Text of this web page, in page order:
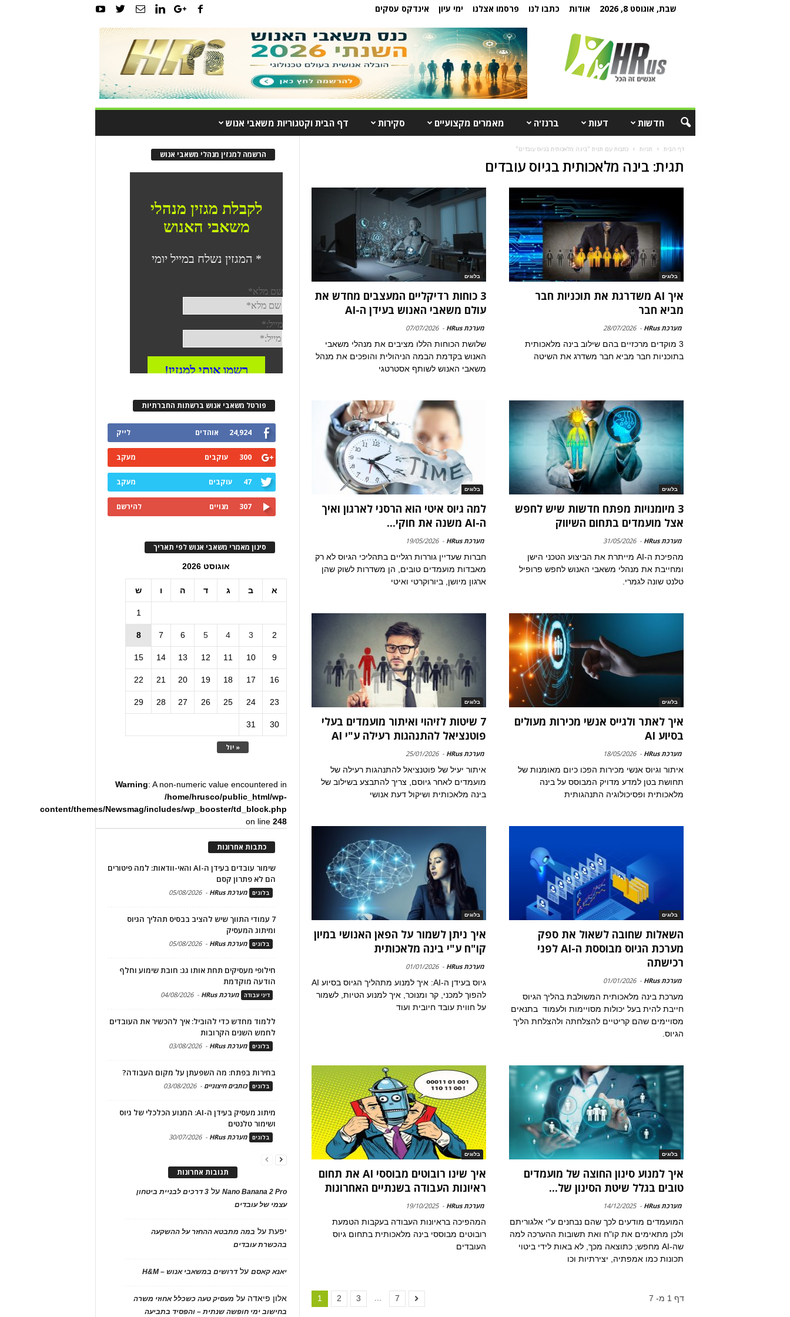
שבת, אוגוסט 8, 2026 אודות כתבו לנו פרסמו אצלנו ימי עיון אינדקס עסקים
חדשות דעות ברנז'ה מאמרים מקצועיים סקירות דף הבית וקטגוריות משאבי אנוש
דף הבית תגיות כתבות עם תגית "בינה מלאכותית בגיוס עובדים"
תגית: בינה מלאכותית בגיוס עובדים
בלוגים
איך AI משדרגת את תוכניות חבר
מביא חבר
מערכת HRus -
28/07/2026
3 מוקדים מרכזיים בהם שילוב בינה מלאכותית
בתוכניות חבר מביא חבר משדרג את השיטה
בלוגים
3 כוחות רדיקליים המעצבים מחדש את
עולם משאבי האנוש בעידן ה-AI
מערכת HRus -
07/07/2026
שלושת הכוחות הללו מציבים את מנהלי משאבי
האנוש בקדמת הבמה הניהולית והופכים את מנהל
משאבי האנוש לשותף אסטרטגי
בלוגים
3 מיומנויות מפתח חדשות שיש לחפש
אצל מועמדים בתחום השיווק
מערכת HRus -
31/05/2026
מהפיכת ה-AI מייתרת את הביצוע הטכני הישן
ומחייבת את מנהלי משאבי האנוש לחפש פרופיל
טלנט שונה לגמרי.
בלוגים
למה גיוס איטי הוא הרסני לארגון ואיך
ה-AI משנה את חוקי...
מערכת HRus -
19/05/2026
חברות שעדיין גוררות רגליים בתהליכי הגיוס לא רק
מאבדות מועמדים טובים, הן משדרות לשוק שהן
ארגון מיושן, ביורוקרטי ואיטי
בלוגים
איך לאתר ולגייס אנשי מכירות מעולים
בסיוע AI
מערכת HRus -
18/05/2026
איתור וגיוס אנשי מכירות הפכו כיום מאומנות של
תחושת בטן למדע מדויק המבוסס על בינה
מלאכותית ופסיכולוגיה התנהגותית
בלוגים
7 שיטות לזיהוי ואיתור מועמדים בעלי
פוטנציאל להתנהגות רעילה ע"י AI
מערכת HRus -
25/01/2026
איתור יעיל של פוטנציאל להתנהגות רעילה של
מועמדים לאחר גיוסם, צריך להתבצע בשילוב של
בינה מלאכותית ושיקול דעת אנושי
בלוגים
השאלות שחובה לשאול את ספק
מערכת הגיוס מבוססת ה-AI לפני
רכישתה
מערכת HRus -
01/01/2026
מערכת בינה מלאכותית המשולבת בהליך הגיוס
חייבת להית בעל יכולות מסויימות ולעמוד בתנאים
מסויימים שהם קריטיים להצלחתה ולהצלחת הליך
הגיוס.
בלוגים
איך ניתן לשמור על הפאן האנושי במיון
קו"ח ע"י בינה מלאכותית
מערכת HRus -
01/01/2026
גיוס בעידן ה-AI: איך למנוע מתהליך הגיוס בסיוע AI
להפוך למכני, קר ומנוכר, איך למנוע הטיות, לשמור
על חווית עובד חיובית ועוד
בלוגים
איך למנוע סינון החוצה של מועמדים
טובים בגלל שיטת הסינון של...
מערכת HRus -
14/12/2025
המועמדים מודעים לכך שהם נבחנים ע"י אלגוריתם
ולכן מתאימים את קו"ח ואת תשובות ההערכה למה
שה-AI מחפש; כתוצאה מכך, לא באות לידי ביטוי
תכונות כמו אמפתיה, יצירתיות וכו
בלוגים
איך שינו רובוטים מבוססי AI את תחום
ראיונות העבודה בשנתיים האחרונות
מערכת HRus -
19/10/2025
המהפיכה בראיונות העבודה בעקבות הטמעת
רובוטים מבוססי בינה מלאכותית בתחום גיוס
העובדים
1 2 3 7 דף 1 מ- 7
הרשמה למגזין מנהלי משאבי אנוש
פורטל משאבי אנוש ברשתות החברתיות
24,924 אוהדים לייק
300 עוקבים מעקב
47 עוקבים מעקב
307 מנויים להירשם
סינון מאמרי משאבי אנוש לפי תאריך
אוגוסט 2026
א ב ג ד ה ו ש
« יול
1
2
3
4
5
6
7
8
9
10
11
12
13
14
15
16
17
18
19
20
21
22
23
24
25
26
27
28
29
30
31
Warning: A non-numeric value encountered in
/home/hrusco/public_html/wp-
content/themes/Newsmag/includes/wp_booster/td_block.php
on line248
כתבות אחרונות
שימור עובדים בעידן ה-AI והאי-וודאות: למה פיטורים
הם לא פתרון קסם
בלוגים מערכת HRus -
05/08/2026
7 עמודי התווך שיש להציב בבסיס תהליך הגיוס
ומיתוג המעסיק
בלוגים מערכת HRus -
05/08/2026
חילופי מעסיקים תחת אותו גג: חובת שימוע וחלף
הודעה מוקדמת
דיני עבודה מערכת HRus -
04/08/2026
ללמוד מחדש כדי להוביל: איך להכשיר את העובדים
לחמש השנים הקרובות
בלוגים מערכת HRus -
03/08/2026
בחירות בפתח: מה השפעתן על מקום העבודה?
בלוגים כותבים חיצוניים -
03/08/2026
מיתוג מעסיק בעידן ה-AI: המנוע הכלכלי של גיוס
ושימור טלנטים
בלוגים מערכת HRus -
30/07/2026
תגובות אחרונות
Nano Banana 2 Proעל
3 דרכים לבניית ביטחון
עצמי של עובדים
יפעתעל במה מתבטא ההחזר על ההשקעה
בהכשרת עובדים
יאנא קאסםעלדרושים במשאבי אנוש – H&M
אלון פיאדה על מעסיק טעה כשכלל אחוזי משרה
בחישוב ימי חופשה שנתית – והפסיד בתביעה